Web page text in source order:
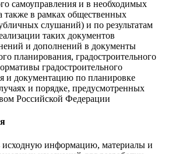
самоуправления и в необходимых
также в рамках общественных
слушаний) и по результатам
таких документов
и дополнений в документы
планирования, градостроительного
градостроительного
и документацию по планировке
и порядке, предусмотренных
Российской Федерации
исходную информацию, материалы и